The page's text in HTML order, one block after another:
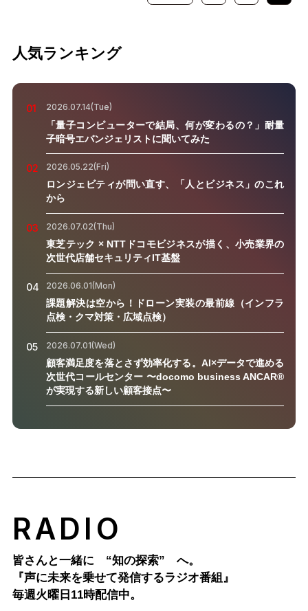
人気ランキング
01 2026.07.14(Tue)
「量子コンピューターで結局、何が変わるの？」耐量
子暗号エバンジェリストに聞いてみた
02 2026.05.22(Fri)
ロンジェビティが問い直す、「人とビジネス」のこれ
から
03 2026.07.02(Thu)
東芝テック × NTTドコモビジネスが描く、小売業界の
次世代店舗セキュリティIT基盤
04 2026.06.01(Mon)
課題解決は空から！ドローン実装の最前線（インフラ
点検・クマ対策・広域点検）
05 2026.07.01(Wed)
顧客満足度を落とさず効率化する。AI×データで進める
次世代コールセンター 〜docomo business ANCAR®
が実現する新しい顧客接点〜
RADIO
皆さんと一緒に “知の探索” へ。
『声に未来を乗せて発信するラジオ番組』
毎週火曜日11時配信中。